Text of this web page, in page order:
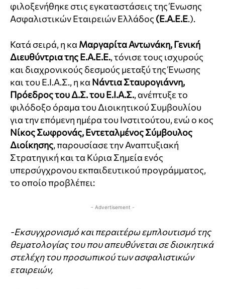
φιλοξενήθηκε στις εγκαταστάσεις της Ένωσης
Ασφαλιστικών Εταιρειών Ελλάδος (Ε.Α.Ε.Ε.).
Κατά σειρά, η κα Μαργαρίτα Αντωνάκη, Γενική
Διευθύντρια της Ε.Α.Ε.Ε., τόνισε τους ισχυρούς
και διαχρονικούς δεσμούς μεταξύ της Ένωσης
και του Ε.Ι.Α.Σ., η κα Νάντια Σταυρογιάννη,
Πρόεδρος του Δ.Σ. του Ε.Ι.Α.Σ., ανέπτυξε το
φιλόδοξο όραμα του Διοικητικού Συμβουλίου
για την επόμενη ημέρα του Ινστιτούτου, ενώ ο κος
Νίκος Σωφρονάς, Εντεταλμένος Σύμβουλος
Διοίκησης, παρουσίασε την Αναπτυξιακή
Στρατηγική και τα Κύρια Σημεία ενός
υπερσύγχρονου εκπαιδευτικού προγράμματος,
το οποίο προβλέπει:
- Advertisement -
-Εκσυγχρονισμό και περαιτέρω εμπλουτισμό της
θεματολογίας του που απευθύνεται σε διοικητικά
στελέχη του προσωπικού των ασφαλιστικών
εταιρειών,